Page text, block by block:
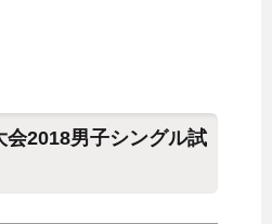
2018男子シングル試